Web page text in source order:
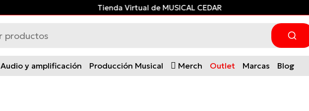
¡Financia con ADDIy paga después!
Audio y amplificación Producción Musical Merch Outlet Marcas Blog